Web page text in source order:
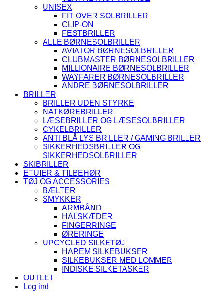
UNISEX
FIT OVER SOLBRILLER
CLIP-ON
FESTBRILLER
ALLE BØRNESOLBRILLER
AVIATOR BØRNESOLBRILLER
CLUBMASTER BØRNESOLBRILLER
MILLIONAIRE BØRNESOLBRILLER
WAYFARER BØRNESOLBRILLER
ANDRE BØRNESOLBRILLER
BRILLER
BRILLER UDEN STYRKE
NATKØREBRILLER
LÆSEBRILLER OG LÆSESOLBRILLER
CYKELBRILLER
ANTI BLÅ LYS BRILLER / GAMING BRILLER
SIKKERHEDSBRILLER OG
SIKKERHEDSOLBRILLER
SKIBRILLER
ETUIER & TILBEHØR
TØJ OG ACCESSORIES
BÆLTER
SMYKKER
ARMBÅND
HALSKÆDER
FINGERRINGE
ØRERINGE
UPCYCLED SILKETØJ
HAREM SILKEBUKSER
SILKEBUKSER MED LOMMER
INDISKE SILKETASKER
OUTLET
Log ind